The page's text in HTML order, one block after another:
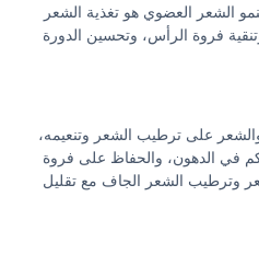
الشعر العضوي هو تغذية الشعر
فروة الرأس، وتحسين الدورة
على ترطيب الشعر وتنعيمه،
في الدهون، والحفاظ على فروة
وترطيب الشعر الجاف مع تقليل